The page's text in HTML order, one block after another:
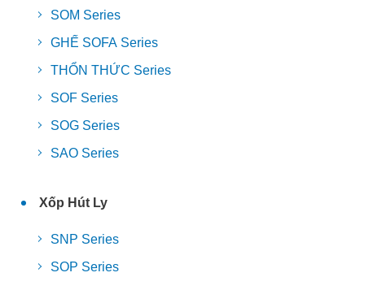
SOM Series
GHẾ SOFA Series
THỔN THỨC Series
SOF Series
SOG Series
SAO Series
Xốp Hút Ly
SNP Series
SOP Series